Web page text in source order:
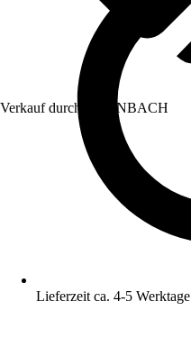
Verkauf durch: HORNBACH
Lieferzeit ca. 4-5 Werktage